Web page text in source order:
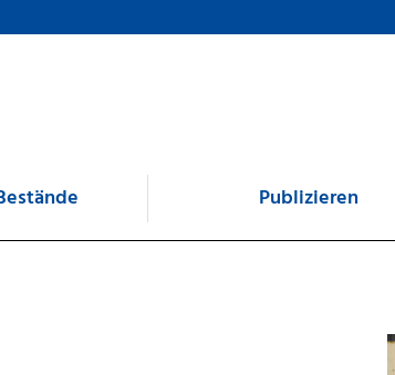
Publizieren